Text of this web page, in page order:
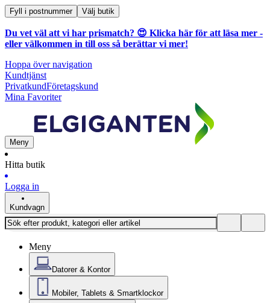
Fyll i postnummer Välj butik
Du vet väl att vi har prismatch? 😍 Klicka här för att läsa mer -
eller välkommen in till oss så berättar vi mer!
Hoppa över navigation
Kundtjänst
PrivatkundFöretagskund
Mina Favoriter
Meny
Hitta butik
Logga in
Kundvagn
Meny
Datorer & Kontor
Mobiler, Tablets & Smartklockor